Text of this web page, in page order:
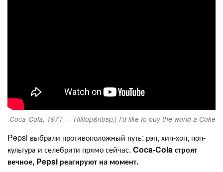
Coca-Cola, 1971 — Hilltop&nbsp;| I'd like to buy the world a Coke
Pepsi выбрали противоположный путь: рэп, хип-хоп, поп-
культура и селебрити прямо сейчас. Coca-Cola строят
вечное, Pepsi реагируют на момент.